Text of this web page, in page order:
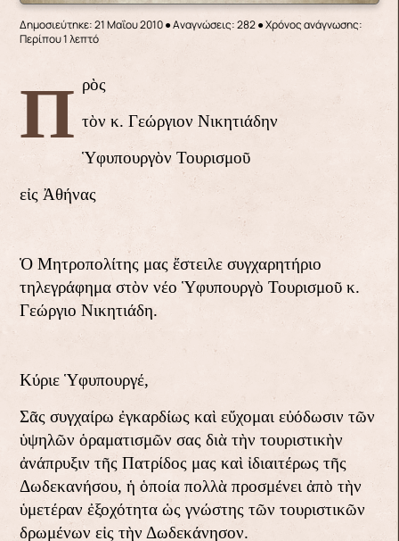
Δημοσιεύτηκε: 21 Μαΐου 2010●Αναγνώσεις: 282● Χρόνος ανάγνωσης:
Περίπου 1 λεπτό
Πρὸς
τὸν κ. Γεώργιον Νικητιάδην
Ὑφυπουργὸν Τουρισμοῦ
εἰς Ἀθήνας
Ὁ Μητροπολίτης μας ἔστειλε συγχαρητήριο
τηλεγράφημα στὸν νέο Ὑφυπουργὸ Τουρισμοῦ κ.
Γεώργιο Νικητιάδη.
Κύριε Ὑφυπουργέ,
Σᾶς συγχαίρω ἐγκαρδίως καὶ εὔχομαι εὐόδωσιν τῶν
ὑψηλῶν ὁραματισμῶν σας διὰ τὴν τουριστικὴν
ἀνάπρυξιν τῆς Πατρίδος μας καὶ ἰδιαιτέρως τῆς
Δωδεκανήσου, ἡ ὁποία πολλὰ προσμένει ἀπὸ τὴν
ὑμετέραν ἐξοχότητα ὡς γνώστης τῶν τουριστικῶν
δρωμένων εἰς τὴν Δωδεκάνησον.